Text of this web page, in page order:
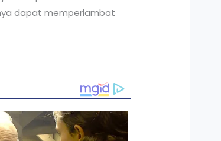
dapat memperlambat